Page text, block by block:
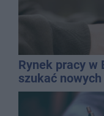
Rynek pracy w
szukać